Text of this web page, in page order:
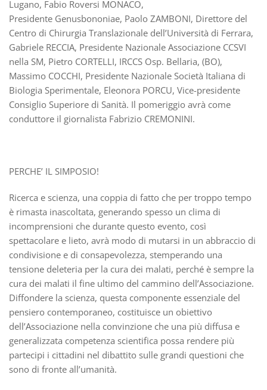
Lugano, Fabio Roversi MONACO,
Presidente Genusbononiae, Paolo ZAMBONI, Direttore del
Centro di Chirurgia Translazionale dell’Università di Ferrara,
Gabriele RECCIA, Presidente Nazionale Associazione CCSVI
nella SM, Pietro CORTELLI, IRCCS Osp. Bellaria, (BO),
Massimo COCCHI, Presidente Nazionale Società Italiana di
Biologia Sperimentale, Eleonora PORCU, Vice-presidente
Consiglio Superiore di Sanità. Il pomeriggio avrà come
conduttore il giornalista Fabrizio CREMONINI.
PERCHE’ IL SIMPOSIO!
Ricerca e scienza, una coppia di fatto che per troppo tempo
è rimasta inascoltata, generando spesso un clima di
incomprensioni che durante questo evento, così
spettacolare e lieto, avrà modo di mutarsi in un abbraccio di
condivisione e di consapevolezza, stemperando una
tensione deleteria per la cura dei malati, perché è sempre la
cura dei malati il fine ultimo del cammino dell’Associazione.
Diffondere la scienza, questa componente essenziale del
pensiero contemporaneo, costituisce un obiettivo
dell’Associazione nella convinzione che una più diffusa e
generalizzata competenza scientifica possa rendere più
partecipi i cittadini nel dibattito sulle grandi questioni che
sono di fronte all’umanità.